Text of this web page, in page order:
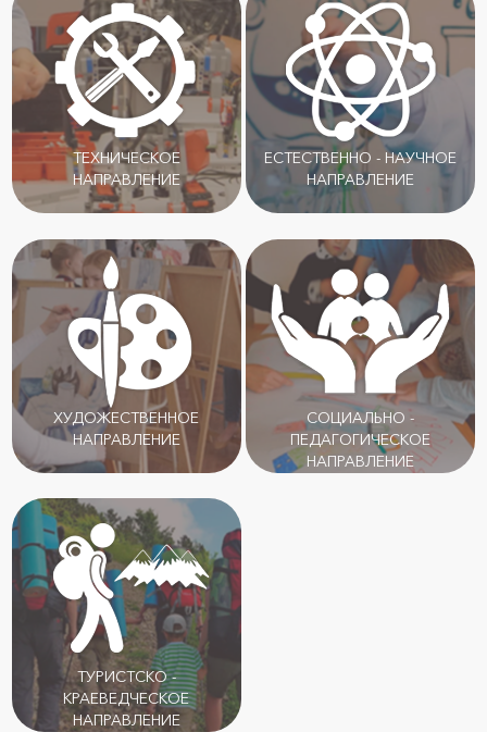
ТЕХНИЧЕСКОЕ
НАПРАВЛЕНИЕ
ЕСТЕСТВЕННО - НАУЧНОЕ
НАПРАВЛЕНИЕ
ХУДОЖЕСТВЕННОЕ
НАПРАВЛЕНИЕ
СОЦИАЛЬНО -
ПЕДАГОГИЧЕСКОЕ
НАПРАВЛЕНИЕ
ТУРИСТСКО -
КРАЕВЕДЧЕСКОЕ
НАПРАВЛЕНИЕ